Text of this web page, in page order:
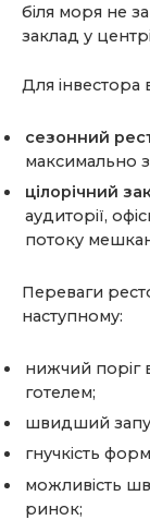
біля моря не
заклад у центрі
Для інвестора
сезонний
максимально
цілорічний
аудиторії,
потоку
Переваги
наступному:
нижчий поріг
готелем;
швидший
гнучкість
можливість
ринок;